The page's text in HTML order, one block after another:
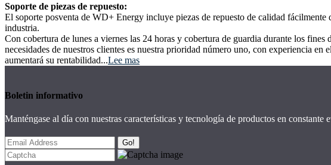
Soporte de piezas de repuesto:
El soporte posventa de WD+ Energy incluye piezas de repuesto de calidad
industria.
Con cobertura de lunes a viernes las 24 horas y cobertura de guardia durante los
necesidades de nuestros clientes es nuestra prioridad número uno, con experiencia
aumentará su rentabilidad...Lee mas
Boletin informativo
Manténgase al día con nuestras características y tecnología de productos en
Go!